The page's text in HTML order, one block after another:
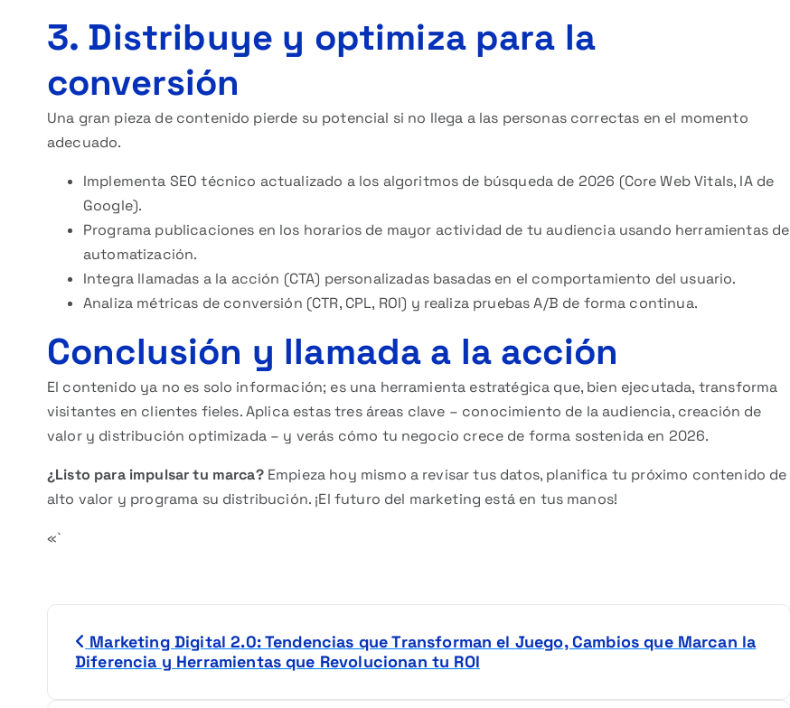
3. Distribuye y optimiza para la
conversión
Una gran pieza de contenido pierde su potencial si no llega a las personas correctas en el momento
adecuado.
Implementa SEO técnico actualizado a los algoritmos de búsqueda de 2026 (Core Web Vitals, IA de
Google).
Programa publicaciones en los horarios de mayor actividad de tu audiencia usando herramientas de
automatización.
Integra llamadas a la acción (CTA) personalizadas basadas en el comportamiento del usuario.
Analiza métricas de conversión (CTR, CPL, ROI) y realiza pruebas A/B de forma continua.
Conclusión y llamada a la acción
El contenido ya no es solo información; es una herramienta estratégica que, bien ejecutada, transforma
visitantes en clientes fieles. Aplica estas tres áreas clave – conocimiento de la audiencia, creación de
valor y distribución optimizada – y verás cómo tu negocio crece de forma sostenida en 2026.
¿Listo para impulsar tu marca?Empieza hoy mismo a revisar tus datos, planifica tu próximo contenido de
alto valor y programa su distribución. ¡El futuro del marketing está en tus manos!
«`
Marketing Digital 2.0: Tendencias que Transforman el Juego, Cambios que Marcan la
Diferencia y Herramientas que Revolucionan tu ROI